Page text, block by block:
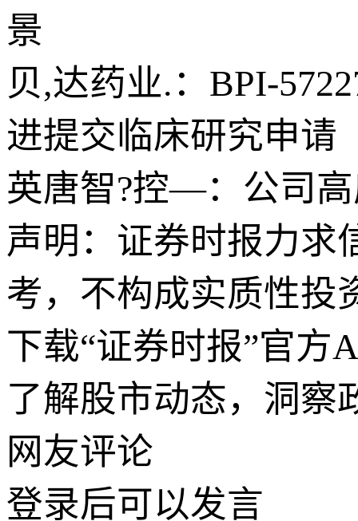
景
贝,达药业.：BPI-
进提交临床研究申请
英唐智?控—：公司
声明：证券时报力求
考，不构成实质性投
下载“证券时报”官方
了解股市动态，洞察
网友评论
登录后可以发言